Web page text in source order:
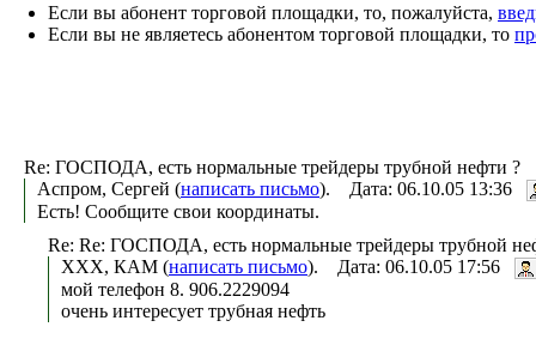
Если вы абонент торговой площадки, то, пожалуйста,
Если вы не являетесь абонентом торговой площадки, то
Re: ГОСПОДА, есть нормальные трейдеры трубной нефти ?
Аспром, Сергей (написать письмо). Дата: 06.10.05 13:36
Есть! Сообщите свои координаты.
Re: Re: ГОСПОДА, есть нормальные трейдеры трубной
ХХХ, КАМ (написать письмо). Дата: 06.10.05 17:56
мой телефон 8. 906.2229094
очень интересует трубная нефть